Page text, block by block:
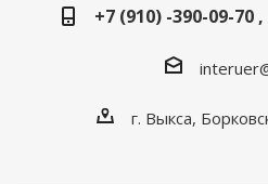
+7 (910) -390-09-70
г. Выкса,